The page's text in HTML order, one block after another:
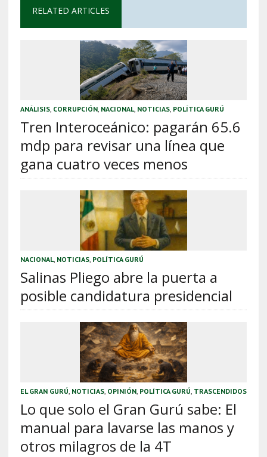
RELATED ARTICLES
ANÁLISIS, CORRUPCIÓN, NACIONAL, NOTICIAS, POLÍTICA GURÚ
Tren Interoceánico: pagarán 65.6
mdp para revisar una línea que
gana cuatro veces menos
NACIONAL, NOTICIAS, POLÍTICA GURÚ
Salinas Pliego abre la puerta a
posible candidatura presidencial
EL GRAN GURÚ, NOTICIAS, OPINIÓN, POLÍTICA GURÚ, TRASCENDIDOS
Lo que solo el Gran Gurú sabe: El
manual para lavarse las manos y
otros milagros de la 4T